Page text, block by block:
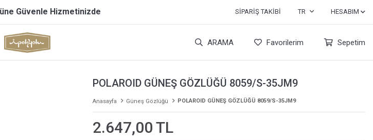
Güvenle Hizmetinizde SIPARIŞ TAKIBI TR HESABIM
ARAMA Favorilerim Sepetim
POLAROID GÜNEŞ GÖZLÜĞÜ 8059/S-35JM9
Anasayfa Güneş Gözlüğü POLAROID GÜNEŞ GÖZLÜĞÜ 8059/S-35JM9
2.647,00 TL